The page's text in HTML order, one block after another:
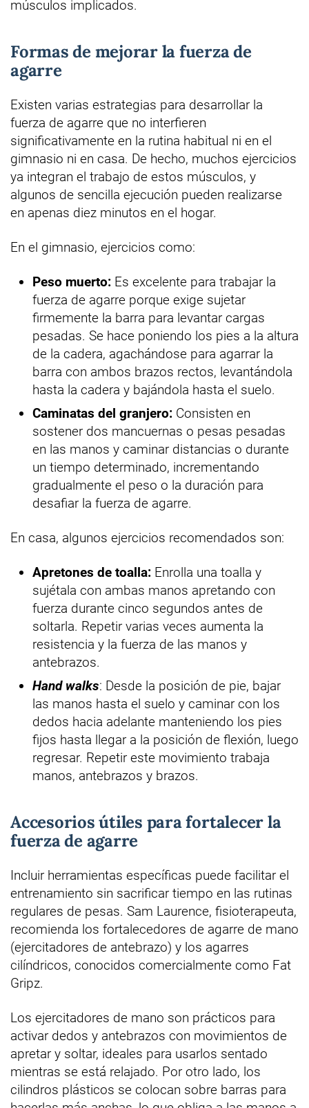
músculos implicados.
Formas de mejorar la fuerza de
agarre
Existen varias estrategias para desarrollar la
fuerza de agarre que no interfieren
significativamente en la rutina habitual ni en el
gimnasio ni en casa. De hecho, muchos ejercicios
ya integran el trabajo de estos músculos, y
algunos de sencilla ejecución pueden realizarse
en apenas diez minutos en el hogar.
En el gimnasio, ejercicios como:
Peso muerto: Es excelente para trabajar la
fuerza de agarre porque exige sujetar
firmemente la barra para levantar cargas
pesadas. Se hace poniendo los pies a la altura
de la cadera, agachándose para agarrar la
barra con ambos brazos rectos, levantándola
hasta la cadera y bajándola hasta el suelo.
Caminatas del granjero: Consisten en
sostener dos mancuernas o pesas pesadas
en las manos y caminar distancias o durante
un tiempo determinado, incrementando
gradualmente el peso o la duración para
desafiar la fuerza de agarre.
En casa, algunos ejercicios recomendados son:
Apretones de toalla: Enrolla una toalla y
sujétala con ambas manos apretando con
fuerza durante cinco segundos antes de
soltarla. Repetir varias veces aumenta la
resistencia y la fuerza de las manos y
antebrazos.
Hand walks: Desde la posición de pie, bajar
las manos hasta el suelo y caminar con los
dedos hacia adelante manteniendo los pies
fijos hasta llegar a la posición de flexión, luego
regresar. Repetir este movimiento trabaja
manos, antebrazos y brazos.
Accesorios útiles para fortalecer la
fuerza de agarre
Incluir herramientas específicas puede facilitar el
entrenamiento sin sacrificar tiempo en las rutinas
regulares de pesas. Sam Laurence, fisioterapeuta,
recomienda los fortalecedores de agarre de mano
(ejercitadores de antebrazo) y los agarres
cilíndricos, conocidos comercialmente como Fat
Gripz.
Los ejercitadores de mano son prácticos para
activar dedos y antebrazos con movimientos de
apretar y soltar, ideales para usarlos sentado
mientras se está relajado. Por otro lado, los
cilindros plásticos se colocan sobre barras para